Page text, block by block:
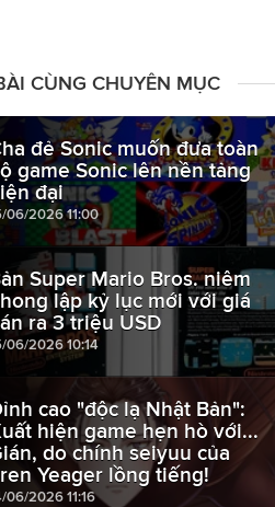
CÙNG CHUYÊN MỤC
đẻ Sonic muốn đưa toàn
game Sonic lên nền tảng
đại
06/2026 11:00
Super Mario Bros. niêm
lập kỷ lục mới với giá
ra 3 triệu USD
06/2026 10:14
cao "độc lạ Nhật Bản":
hiện game hẹn hò với...
do chính seiyuu của
Yeager lồng tiếng!
06/2026 11:16